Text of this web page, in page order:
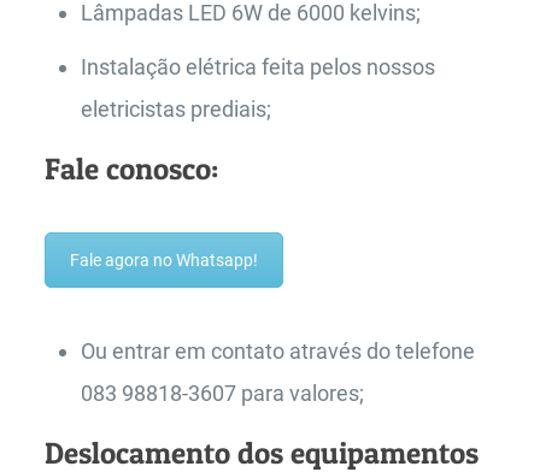
Lâmpadas LED 6W de 6000 kelvins;
Instalação elétrica feita pelos nossos
eletricistas prediais;
Fale conosco:
Fale agora no Whatsapp!
Ou entrar em contato através do telefone
083 98818-3607 para valores;
Deslocamento dos equipamentos